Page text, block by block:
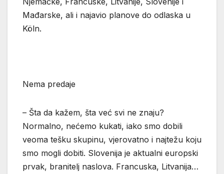
Mađarske, ali i najavio planove do odlaska u
Köln.
Nema predaje
– Šta da kažem, šta već svi ne znaju?
Normalno, nećemo kukati, iako smo dobili
veoma tešku skupinu, vjerovatno i najtežu koju
smo mogli dobiti. Slovenija je aktualni europski
prvak, branitelj naslova. Francuska, Litvanija…